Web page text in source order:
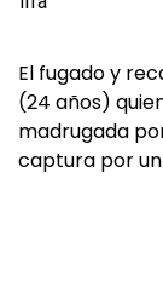
El fugado y
(24 años)
madrugada
captura por